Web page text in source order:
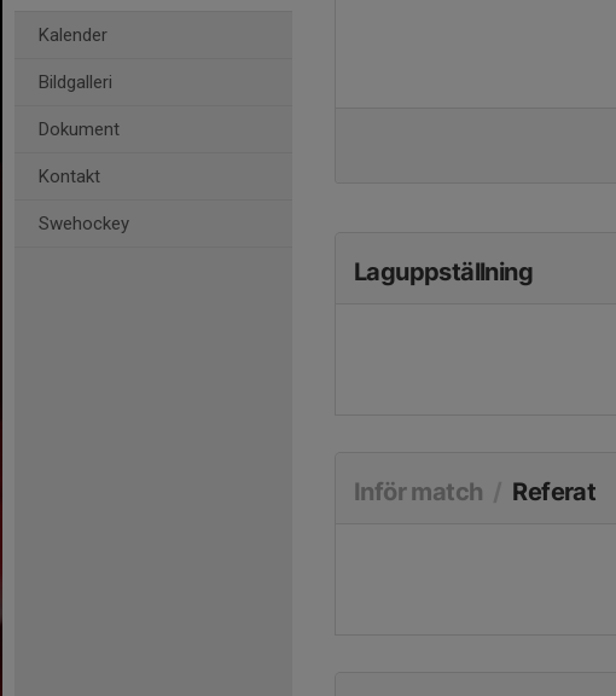
Kalender
Bildgalleri
Dokument
Kontakt
Swehockey
Laguppställning
Inför match Referat